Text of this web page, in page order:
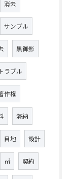
消去
サンプル
黒御影
トラブル
作権
滞納
目地 設計
㎡ 契約